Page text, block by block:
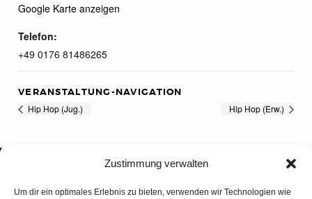
Zustimmung verwalten
Um dir ein optimales Erlebnis zu bieten, verwenden wir Technologien wie
Google Karte anzeigen
Telefon:
+49 0176 81486265
VERANSTALTUNG-NAVIGATION
Hip Hop (Jug.) Hip Hop (Erw.)